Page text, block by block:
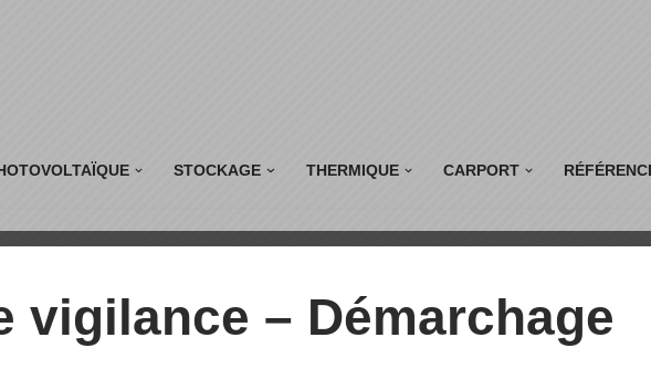
STOCKAGE THERMIQUE CARPORT
solaire
vigilance – Démarchage